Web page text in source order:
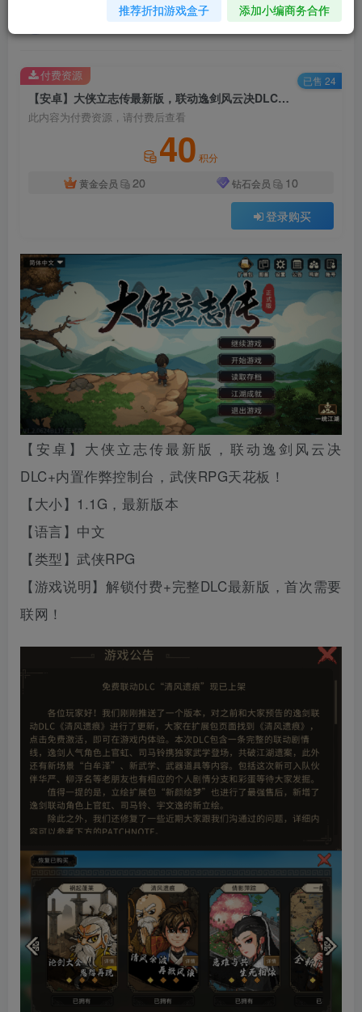
关注 私信
【安卓】大侠立志传最新版，联动逸剑风云决DLC+内置作弊控制台
此内容为付费资源，请付费后查看
40 积分
黄金会员
20 钻石会员 10
登录购买
付费资源 已售 24
【安卓】大侠立志传最新版，联动逸剑风云决
DLC+内置作弊控制台，武侠RPG天花板！
【大小】 1.1G，最新版本
【语言】中文
【类型】武侠RPG
【游戏说明】解锁付费+完整DLC最新版，首次需要
联网！
推荐折扣游戏盒子 添加小编商务合作